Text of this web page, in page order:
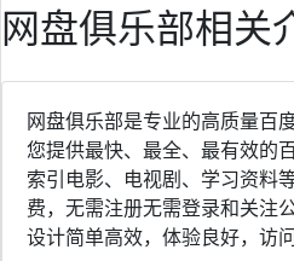
网盘俱乐部相关
网盘俱乐部是专业的高质量百
您提供最快、最全、最有效的
索引电影、电视剧、学习资料
费，无需注册无需登录和关注
设计简单高效，体验良好，访